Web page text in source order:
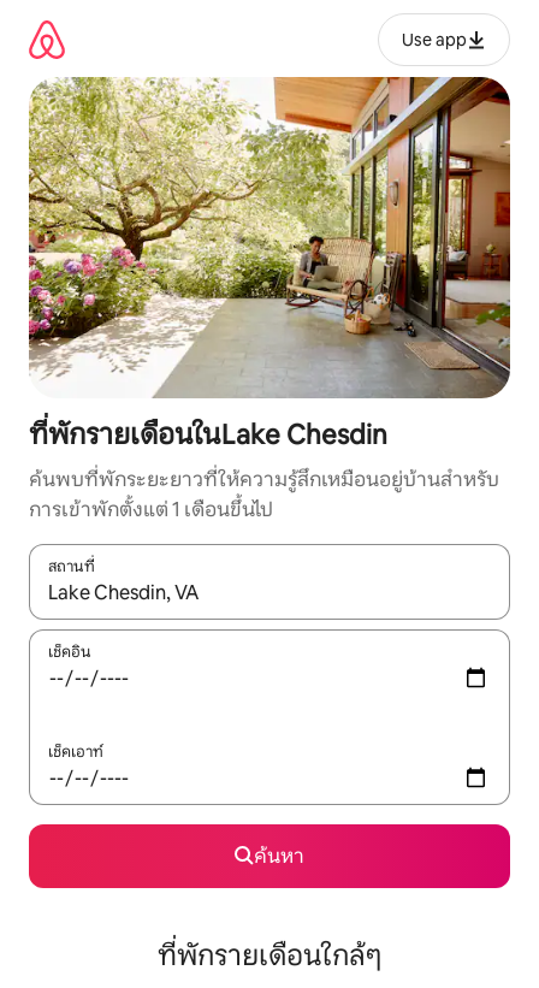
เนื้อหา
Use app
ที่พักรายเดือนในLake Chesdin
ค้นพบที่พักระยะยาวที่ให้ความรู้สึกเหมือนอยู่บ้านสำหรับ
การเข้าพักตั้งแต่ 1 เดือนขึ้นไป
สถานที่
ใช้ลูกศรขึ้นลง หรือใช้การสัมผัสหรือปัด เพื่อสำรวจผลการค้นหา
เช็คอิน
เช็คเอาท์
ค้นหา
ที่พักรายเดือนใกล้ๆ